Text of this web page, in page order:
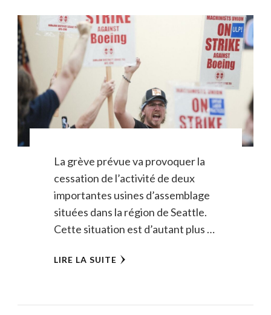
La grève prévue va provoquer la
cessation de l’activité de deux
importantes usines d’assemblage
situées dans la région de Seattle.
Cette situation est d’autant plus …
LIRE LA SUITE